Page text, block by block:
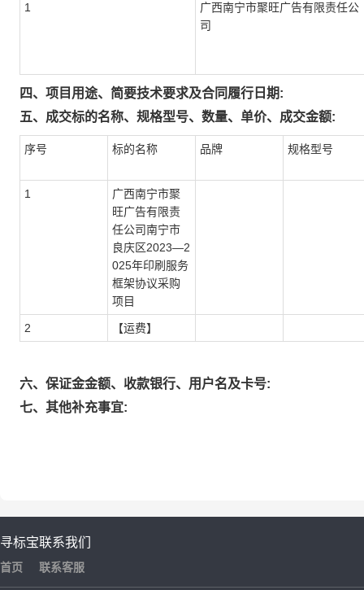
1
广西南宁市聚旺广告有限责任公
司
四、项目用途、简要技术要求及合同履行日期:
五、成交标的名称、规格型号、数量、单价、成交金额:
序号 标的名称 品牌 规格型号
1
广西南宁市聚
旺广告有限责
任公司南宁市
良庆区2023—2
025年印刷服务
框架协议采购
项目
2 【运费】
六、保证金金额、收款银行、用户名及卡号:
七、其他补充事宜:
寻标宝
首页
联系我们
联系客服